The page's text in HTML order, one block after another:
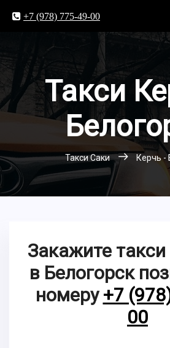
+7 (978) 775-49-00
Такси
Такси Саки Керчь -
Закажите
в Белогорск
номеру +7
00